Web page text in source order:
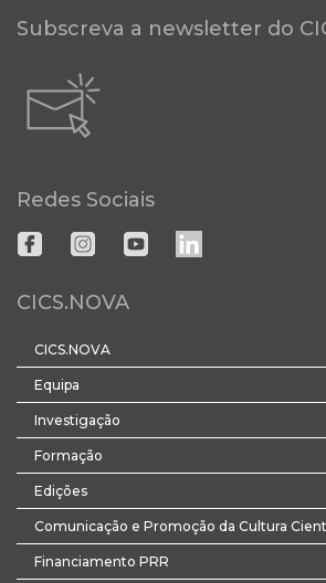
Subscreva a newsletter do
Redes Sociais
CICS.NOVA
CICS.NOVA
Equipa
Investigação
Formação
Edições
Comunicação e Promoção da Cultura
Financiamento PRR